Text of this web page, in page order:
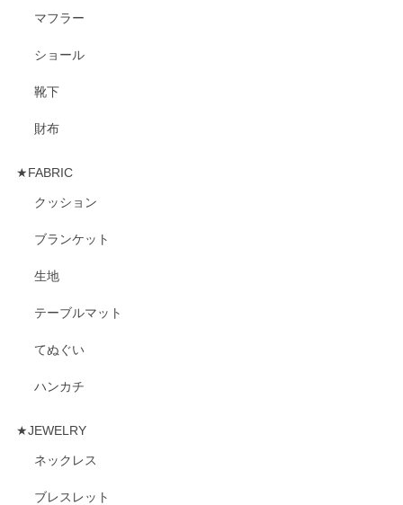
マフラー
ショール
靴下
財布
★FABRIC
クッション
ブランケット
生地
テーブルマット
てぬぐい
ハンカチ
★JEWELRY
ネックレス
ブレスレット